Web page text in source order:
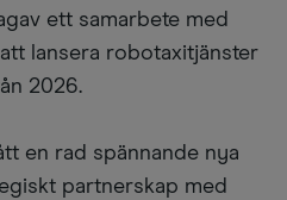
ett samarbete med
lansera robotaxitjänster
2026.
en rad spännande nya
partnerskap med